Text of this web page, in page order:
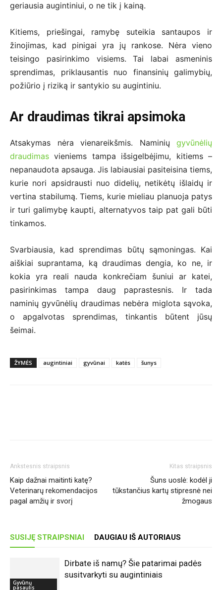
geriausia augintiniui, o ne tik į kainą.
Kitiems, priešingai, ramybę suteikia santaupos ir
žinojimas, kad pinigai yra jų rankose. Nėra vieno
teisingo pasirinkimo visiems. Tai labai asmeninis
sprendimas, priklausantis nuo finansinių galimybių,
požiūrio į riziką ir santykio su augintiniu.
Ar draudimas tikrai apsimoka
Atsakymas nėra vienareikšmis. Naminių gyvūnėlių
draudimas vieniems tampa išsigelbėjimu, kitiems –
nepanaudota apsauga. Jis labiausiai pasiteisina tiems,
kurie nori apsidrausti nuo didelių, netikėtų išlaidų ir
vertina stabilumą. Tiems, kurie mieliau planuoja patys
ir turi galimybę kaupti, alternatyvos taip pat gali būti
tinkamos.
Svarbiausia, kad sprendimas būtų sąmoningas. Kai
aiškiai suprantama, ką draudimas dengia, ko ne, ir
kokia yra reali nauda konkrečiam šuniui ar katei,
pasirinkimas tampa daug paprastesnis. Ir tada
naminių gyvūnėlių draudimas nebėra miglota sąvoka,
o apgalvotas sprendimas, tinkantis būtent jūsų
šeimai.
ŽYMĖS augintiniai gyvūnai katės šunys
Ankstesnis straipsnis
Kaip dažnai maitinti katę?
Veterinarų rekomendacijos
pagal amžių ir svorį
Kitas straipsnis
Šuns uoslė: kodėl ji
tūkstančius kartų stipresnė nei
žmogaus
SUSIJĘ STRAIPSNIAI DAUGIAU IŠ AUTORIAUS
Gyvūnų
pasaulis
Dirbate iš namų? Šie patarimai padės
susitvarkyti su augintiniais